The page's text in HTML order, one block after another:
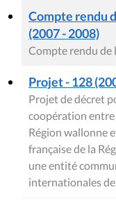
Compte rendu
(2007 - 2008)
Compte rendu de
Projet - 128
Projet de décret
coopération entre
Région wallonne
française de la
une entité
internationales